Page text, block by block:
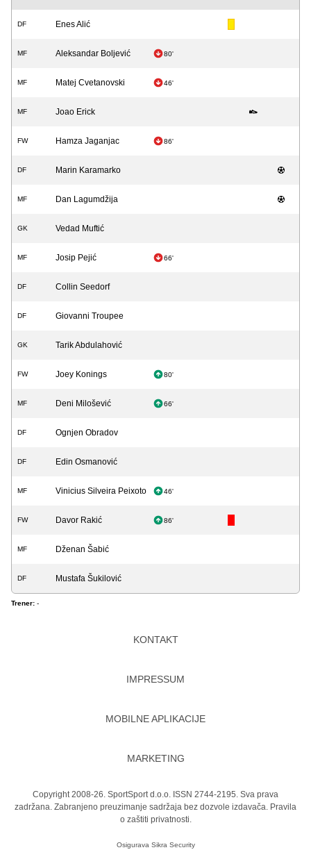
DF Enes Alić
MF Aleksandar Boljević 80'
MF Matej Cvetanovski 46'
MF Joao Erick
FW Hamza Jaganjac 86'
DF Marin Karamarko
MF Dan Lagumdžija
GK Vedad Muftić
MF Josip Pejić 66'
DF Collin Seedorf
DF Giovanni Troupee
GK Tarik Abdulahović
FW Joey Konings 80'
MF Deni Milošević 66'
DF Ognjen Obradov
DF Edin Osmanović
MF Vinicius Silveira Peixoto 46'
FW Davor Rakić 86'
MF Dženan Šabić
DF Mustafa Šukilović
Trener: -
KONTAKT
IMPRESSUM
MOBILNE APLIKACIJE
MARKETING
Copyright 2008-26. SportSport d.o.o. ISSN 2744-2195. Sva prava
zadržana. Zabranjeno preuzimanje sadržaja bez dozvole izdavača. Pravila
o zaštiti privatnosti.
Osigurava Sikra Security